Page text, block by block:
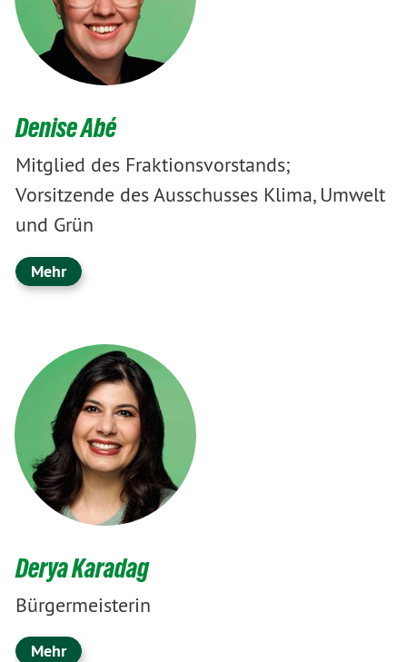
Denise Abé
Mitglied des Fraktionsvorstands;
Vorsitzende des Ausschusses Klima, Umwelt
und Grün
Mehr
Derya Karadag
Bürgermeisterin
Mehr